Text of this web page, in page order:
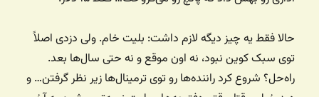
حالا فقط یه چیز دیگه لازم داشت: بلیت خام. ولی دزدی اصلاً
توی سبک کوین نبود، نه اون موقع و نه حتی سال‌ها بعد.
راه‌حل؟ شروع کرد راننده‌ها رو توی ترمینال‌ها زیر نظر گرفتن… و